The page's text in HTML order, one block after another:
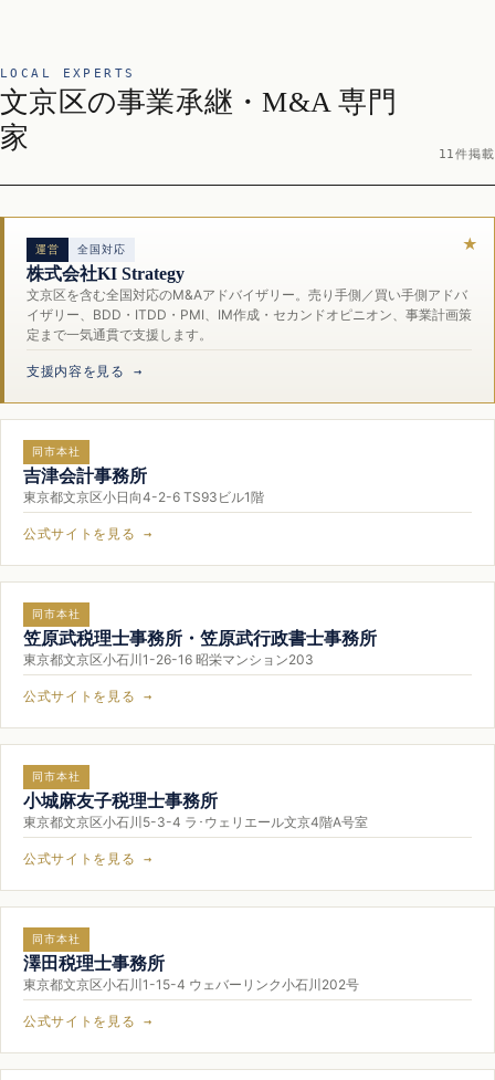
LOCAL EXPERTS
文京区の事業承継・M&A 専門
家
11件掲載
運営 全国対応
株式会社KI Strategy
文京区を含む全国対応のM&Aアドバイザリー。売り手側／買い手側アドバ
イザリー、BDD・ITDD・PMI、IM作成・セカンドオピニオン、事業計画策
定まで一気通貫で支援します。
支援内容を見る →
同市本社
吉津会計事務所
東京都文京区小日向4-2-6 TS93ビル1階
公式サイトを見る →
同市本社
笠原武税理士事務所・笠原武行政書士事務所
東京都文京区小石川1-26-16 昭栄マンション203
公式サイトを見る →
同市本社
小城麻友子税理士事務所
東京都文京区小石川5-3-4 ラ･ウェリエール文京4階A号室
公式サイトを見る →
同市本社
澤田税理士事務所
東京都文京区小石川1-15-4 ウェバーリンク小石川202号
公式サイトを見る →